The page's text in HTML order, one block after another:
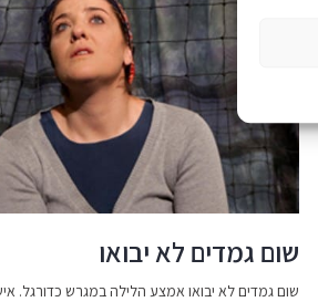
שום גמדים לא יבואו
שום גמדים לא יבואו אמצע הלילה במגרש כדורגל.